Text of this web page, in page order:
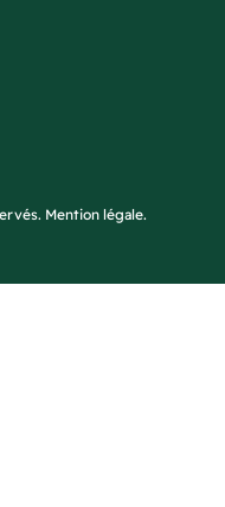
Mention légale.